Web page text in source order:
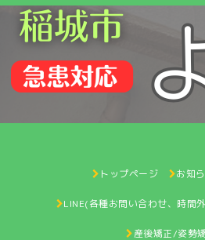
トップページ お知
LINE(各種お問い合わせ、時間
産後矯正/姿勢